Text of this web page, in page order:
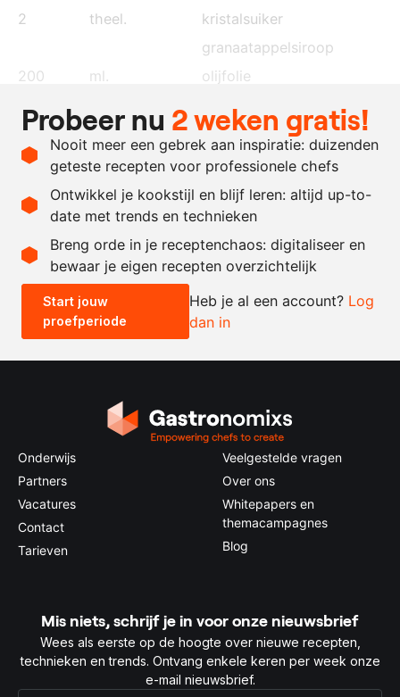
2
theel.
kristalsuiker
granaatappelsiroop
200
ml.
olijfolie
1
teen knoflook, gehakt
naar
zout en peper
Recept omrekenen
- +
0.5x 1x 2x
Probeer nu 2 weken gratis!
Nooit meer een gebrek aan inspiratie: duizenden
geteste recepten voor professionele chefs
Ontwikkel je kookstijl en blijf leren: altijd up-to-
date met trends en technieken
Breng orde in je receptenchaos: digitaliseer en
bewaar je eigen recepten overzichtelijk
Start jouw
proefperiode
Heb je al een account? Log
dan in
Onderwijs
Partners
Vacatures
Contact
Tarieven
Veelgestelde vragen
Over ons
Whitepapers en
themacampagnes
Blog
Mis niets, schrijf je in voor onze nieuwsbrief
Wees als eerste op de hoogte over nieuwe recepten,
technieken en trends. Ontvang enkele keren per week onze
e-mail nieuwsbrief.